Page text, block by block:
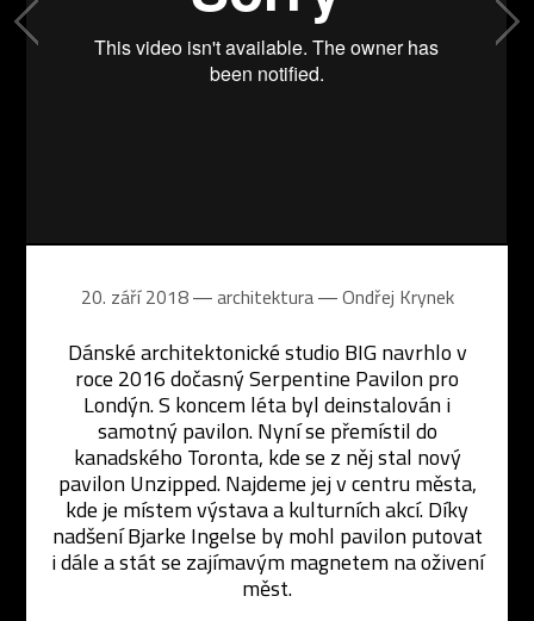
20. září 2018 ― architektura ―Ondřej Krynek
Dánské architektonické studio BIG navrhlo v
roce 2016 dočasný Serpentine Pavilon pro
Londýn. S koncem léta byl deinstalován i
samotný pavilon. Nyní se přemístil do
kanadského Toronta, kde se z něj stal nový
pavilon Unzipped. Najdeme jej v centru města,
kde je místem výstava a kulturních akcí. Díky
nadšení Bjarke Ingelse by mohl pavilon putovat
i dále a stát se zajímavým magnetem na oživení
měst.